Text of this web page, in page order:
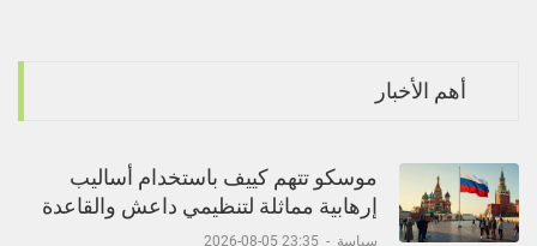
أهم الأخبار
موسكو تتهم كييف باستخدام أساليب
إرهابية مماثلة لتنظيمي داعش والقاعدة
سياسة -
23:35 05-08-2026